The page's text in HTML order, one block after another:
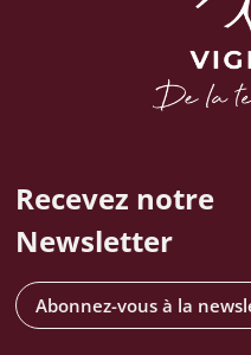
Recevez notre
Newsletter
Abonnez-vous à la